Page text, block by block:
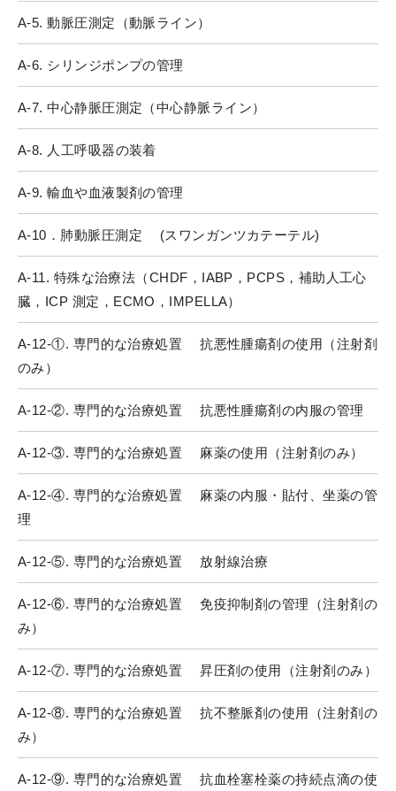
A-5. 動脈圧測定（動脈ライン）
A-6. シリンジポンプの管理
A-7. 中心静脈圧測定（中心静脈ライン）
A-8. 人工呼吸器の装着
A-9. 輸血や血液製剤の管理
A-10．肺動脈圧測定 (スワンガンツカテーテル)
A-11. 特殊な治療法（CHDF，IABP，PCPS，補助人工心
臓，ICP 測定，ECMO，IMPELLA）
A-12-①. 専門的な治療処置 抗悪性腫瘍剤の使用（注射剤
のみ）
A-12-②. 専門的な治療処置 抗悪性腫瘍剤の内服の管理
A-12-③. 専門的な治療処置 麻薬の使用（注射剤のみ）
A-12-④. 専門的な治療処置 麻薬の内服・貼付、坐薬の管
理
A-12-⑤. 専門的な治療処置 放射線治療
A-12-⑥. 専門的な治療処置 免疫抑制剤の管理（注射剤の
み）
A-12-⑦. 専門的な治療処置 昇圧剤の使用（注射剤のみ）
A-12-⑧. 専門的な治療処置 抗不整脈剤の使用（注射剤の
み）
A-12-⑨. 専門的な治療処置 抗血栓塞栓薬の持続点滴の使